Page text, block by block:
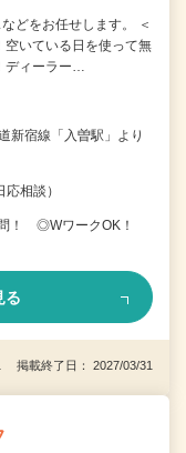
どをお任せします。 ＜
いている日を使って無
ディーラー…
新宿線「入曽駅」より
相談）
！ ◎WワークOK！
る
掲載終了日： 2027/03/31